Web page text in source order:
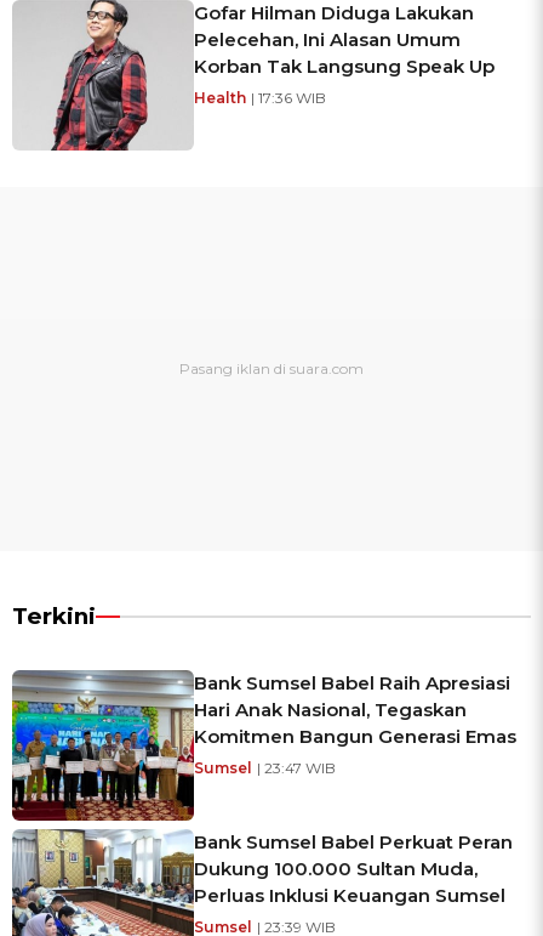
Gofar Hilman Diduga Lakukan
Pelecehan, Ini Alasan Umum
Korban Tak Langsung Speak Up
Health | 17:36 WIB
Terkini
Bank Sumsel Babel Raih Apresiasi
Hari Anak Nasional, Tegaskan
Komitmen Bangun Generasi Emas
Sumsel | 23:47 WIB
Bank Sumsel Babel Perkuat Peran
Dukung 100.000 Sultan Muda,
Perluas Inklusi Keuangan Sumsel
Sumsel | 23:39 WIB